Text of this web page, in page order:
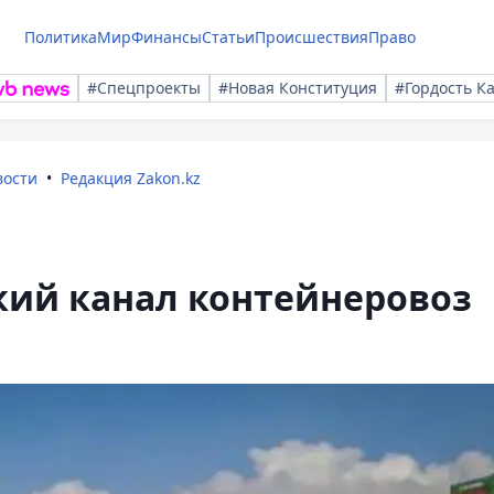
ПолитикаМирФинансыСтатьиПроисшествияПраво
#Спецпроекты #Новая Конституция #Гордость
Редакция Zakon.kz
канал контейнеровоз